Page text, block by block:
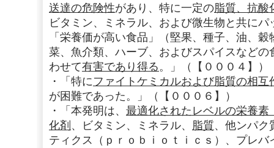
送達の危険性があり、特に一定の脂質、抗酸
ビタミン、ミネラル、および微生物と共に
「栄養価が高い食品」（堅果、種子、油、
菜、魚介類、ハーブ、およびスパイスなど
わせて有害であり得る。」（【０００４】）
・「特にファイトケミカルおよび脂質の相互
が困難であった。」（【０００６】）
・「本発明は、 最適化されたレベルの栄養
化剤 、ビタミン、ミネラル、 脂質、他ンパク
ティクス（ｐｒｏｂｉｏｔｉｃｓ）、プレ